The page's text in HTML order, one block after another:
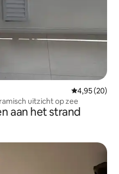
Gemiddelde
4,95 (20)
uitzicht op zee
aan het strand